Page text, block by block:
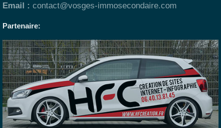
Email : contact@vosges-immosecondaire.com
Partenaire: